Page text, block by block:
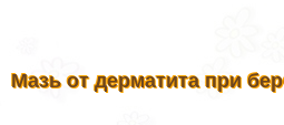
Мазь от дерматита при